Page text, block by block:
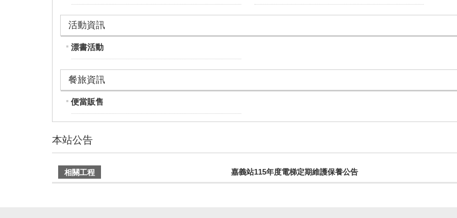
活動資訊
漂書活動
餐旅資訊
便當販售
本站公告
建
議
相關工程 嘉義站115年度電梯定期維護保養公告